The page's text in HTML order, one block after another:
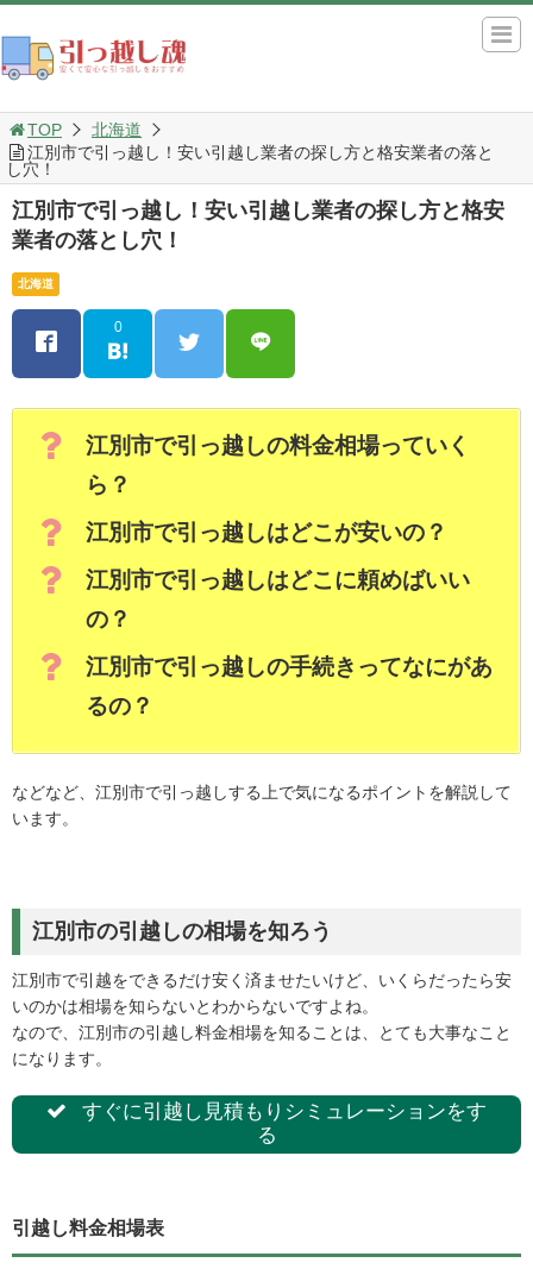
TOP
北海道
江別市で引っ越し！安い引越し業者の探し方と格安業者の落と
し穴！
江別市で引っ越し！安い引越し業者の探し方と格安
業者の落とし穴！
北海道
0
江別市で引っ越しの料金相場っていく
ら？
江別市で引っ越しはどこが安いの？
江別市で引っ越しはどこに頼めばいい
の？
江別市で引っ越しの手続きってなにがあ
るの？
などなど、江別市で引っ越しする上で気になるポイントを解説して
います。
江別市の引越しの相場を知ろう
江別市で引越をできるだけ安く済ませたいけど、いくらだったら安
いのかは相場を知らないとわからないですよね。
なので、江別市の引越し料金相場を知ることは、とても大事なこと
になります。
すぐに引越し見積もりシミュレーションをす
る
引越し料金相場表